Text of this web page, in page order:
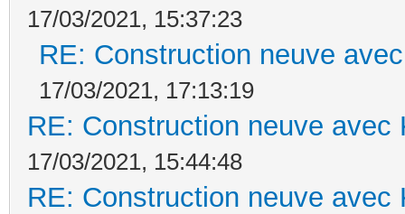
17/03/2021, 15:37:23
RE: Construction neuve
17/03/2021, 17:13:19
RE: Construction neuve avec
17/03/2021, 15:44:48
RE: Construction neuve avec